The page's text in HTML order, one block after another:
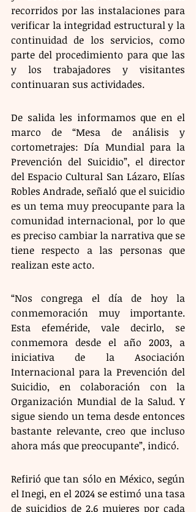
recorridos por las instalaciones para
verificar la integridad estructural y la
continuidad de los servicios, como
parte del procedimiento para que las
y los trabajadores y visitantes
continuaran sus actividades.
De salida les informamos que en el
marco de “Mesa de análisis y
cortometrajes: Día Mundial para la
Prevención del Suicidio”, el director
del Espacio Cultural San Lázaro, Elías
Robles Andrade, señaló que el suicidio
es un tema muy preocupante para la
comunidad internacional, por lo que
es preciso cambiar la narrativa que se
tiene respecto a las personas que
realizan este acto.
“Nos congrega el día de hoy la
conmemoración muy importante.
Esta efeméride, vale decirlo, se
conmemora desde el año 2003, a
iniciativa de la Asociación
Internacional para la Prevención del
Suicidio, en colaboración con la
Organización Mundial de la Salud. Y
sigue siendo un tema desde entonces
bastante relevante, creo que incluso
ahora más que preocupante”, indicó.
Refirió que tan sólo en México, según
el Inegi, en el 2024 se estimó una tasa
de suicidios de 2.6 mujeres por cada